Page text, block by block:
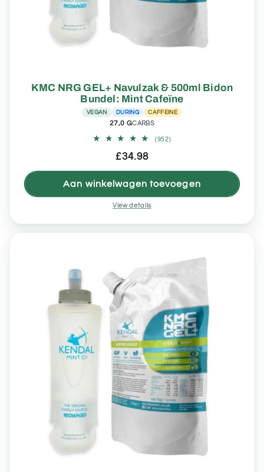
KMC NRG GEL+ Navulzak & 500ml Bidon
Bundel: Mint Cafeïne
VEGAN DURING CAFFEINE
27,0 GCARBS
(952)952
Normale
prijs
£34.98
Aan winkelwagen toevoegen
View details